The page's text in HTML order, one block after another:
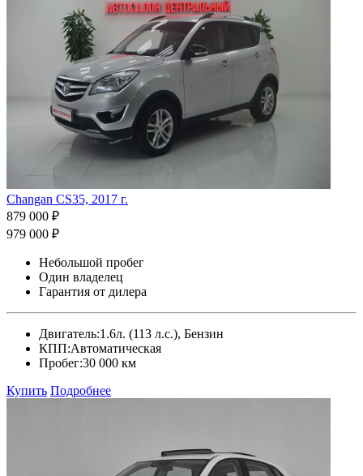
Changan CS35, 2017 г.
879 000 ₽
979 000 ₽
Небольшой пробег
Один владелец
Гарантия от дилера
Двигатель:1.6л. (113 л.с.), Бензин
КПП:Автоматическая
Пробег:30 000 км
Купить Подробнее